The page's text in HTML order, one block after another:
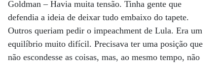
Goldman – Havia muita tensão. Tinha gente que
defendia a ideia de deixar tudo embaixo do tapete.
Outros queriam pedir o impeachment de Lula. Era um
equilíbrio muito difícil. Precisava ter uma posição que
não escondesse as coisas, mas, ao mesmo tempo, não